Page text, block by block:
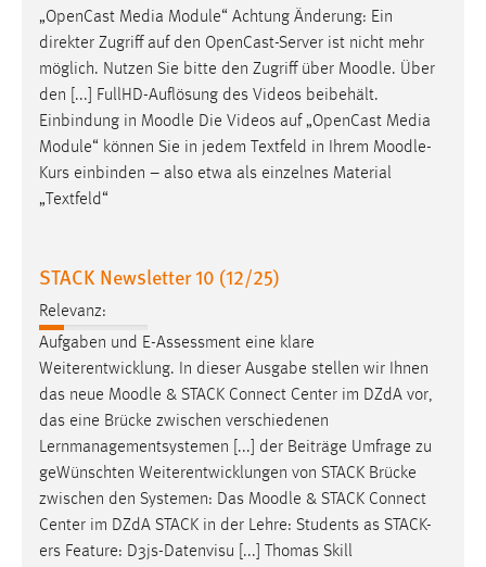
„OpenCast Media Module“ Achtung Änderung: Ein
direkter Zugriff auf den OpenCast-Server ist nicht mehr
möglich. Nutzen Sie bitte den Zugriff über Moodle. Über
den [...] FullHD-Auflösung des Videos beibehält.
Einbindung in Moodle Die Videos auf „OpenCast Media
Module“ können Sie in jedem Textfeld in Ihrem Moodle-
Kurs einbinden – also etwa als einzelnes Material
„Textfeld“
STACK Newsletter 10 (12/25)
Relevanz:
Aufgaben und E-Assessment eine klare
Weiterentwicklung. In dieser Ausgabe stellen wir Ihnen
das neue Moodle & STACK Connect Center im DZdA vor,
das eine Brücke zwischen verschiedenen
Lernmanagementsystemen [...] der Beiträge Umfrage zu
geWünschten Weiterentwicklungen von STACK Brücke
zwischen den Systemen: Das Moodle & STACK Connect
Center im DZdA STACK in der Lehre: Students as STACK-
ers Feature: D3js-Datenvisu [...] Thomas Skill